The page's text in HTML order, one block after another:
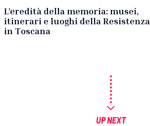
L’eredità della memoria: musei,
itinerari e luoghi della Resistenza
in Toscana
UP NEXT